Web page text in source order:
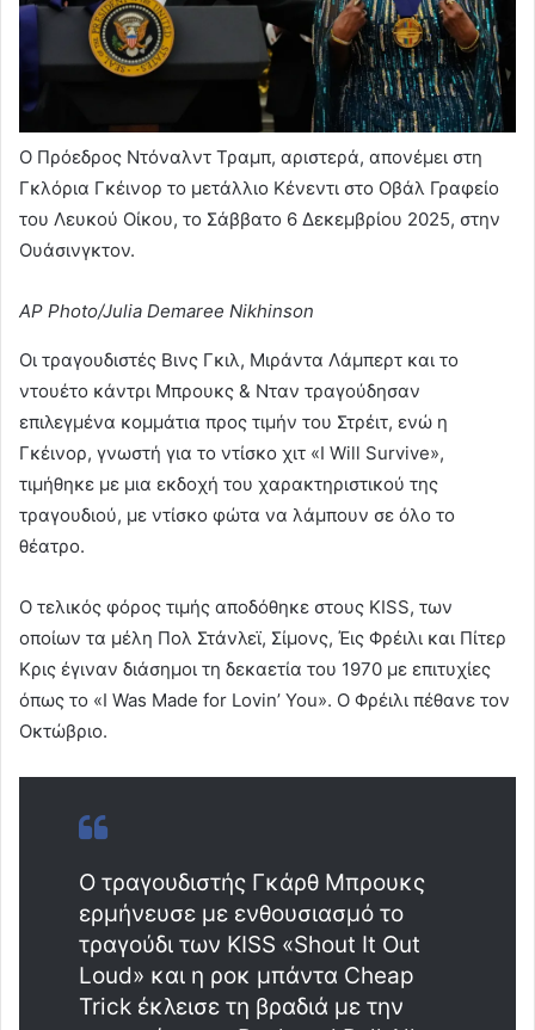
Ο Πρόεδρος Ντόναλντ Τραμπ, αριστερά, απονέμει στη
Γκλόρια Γκέινορ το μετάλλιο Κένεντι στο Οβάλ Γραφείο
του Λευκού Οίκου, το Σάββατο 6 Δεκεμβρίου 2025, στην
Ουάσινγκτον.
AP Photo/Julia Demaree Nikhinson
Οι τραγουδιστές Βινς Γκιλ, Μιράντα Λάμπερτ και το
ντουέτο κάντρι Μπρουκς & Νταν τραγούδησαν
επιλεγμένα κομμάτια προς τιμήν του Στρέιτ, ενώ η
Γκέινορ, γνωστή για το ντίσκο χιτ «I Will Survive»,
τιμήθηκε με μια εκδοχή του χαρακτηριστικού της
τραγουδιού, με ντίσκο φώτα να λάμπουν σε όλο το
θέατρο.
Ο τελικός φόρος τιμής αποδόθηκε στους KISS, των
οποίων τα μέλη Πολ Στάνλεϊ, Σίμονς, Έις Φρέιλι και Πίτερ
Κρις έγιναν διάσημοι τη δεκαετία του 1970 με επιτυχίες
όπως το «I Was Made for Lovin’ You». Ο Φρέιλι πέθανε τον
Οκτώβριο.
Ο τραγουδιστής Γκάρθ Μπρουκς
ερμήνευσε με ενθουσιασμό το
τραγούδι των KISS «Shout It Out
Loud» και η ροκ μπάντα Cheap
Trick έκλεισε τη βραδιά με την